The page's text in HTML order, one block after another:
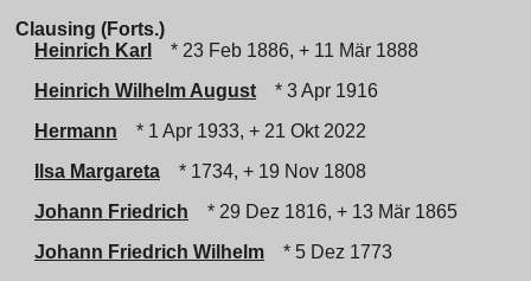
Clausing (Forts.)
Heinrich Karl
* 23 Feb 1886, + 11 Mär 1888
Heinrich Wilhelm August
* 3 Apr 1916
Hermann
* 1 Apr 1933, + 21 Okt 2022
Ilsa Margareta
* 1734, + 19 Nov 1808
Johann Friedrich
* 29 Dez 1816, + 13 Mär 1865
Johann Friedrich Wilhelm
* 5 Dez 1773